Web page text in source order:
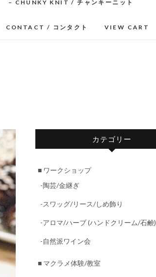
– CHUNKY KNIT / チャンキーニット
CONTACT / コンタクト VIEW CART
カテゴリー
■ ワークショップ
-陶芸/金継ぎ
-スワッグ/リース/しめ飾り
-アロマ/ハーブ (ハンドクリーム/石鹸)
-自然派ワイン会
■ マクラメ体験/教室